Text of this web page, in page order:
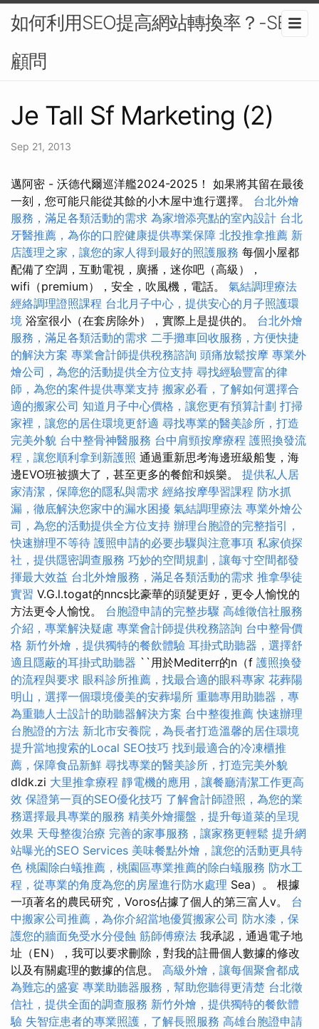
如何利用SEO提高網站轉換率？-SEO
顧問
Je Tall Sf Marketing (2)
Sep 21, 2013
邁阿密 - 沃德代爾巡洋艦2024-2025！ 如果將其留在最後
一刻，您可能只能從其餘的小木屋中進行選擇。 台北外燴
服務，滿足各類活動的需求 為家增添亮點的室內設計 台北
牙醫推薦，為你的口腔健康提供專業保障 北投推拿推薦 新
店護理之家，讓您的家人得到最好的照護服務 每個小屋都
配備了空調，互動電視，廣播，迷你吧（高級），
wifi（premium），安全，吹風機，電話。 氣結調理療法
經絡調理證照課程 台北月子中心，提供安心的月子照護環
境 浴室很小（在套房除外），實際上是提供的。 台北外燴
服務，滿足各類活動的需求 二手攤車回收服務，方便快捷
的解決方案 專業會計師提供稅務諮詢 頭痛放鬆按摩 專業外
燴公司，為您的活動提供全方位支持 尋找經驗豐富的律
師，為您的案件提供專業支持 搬家必看，了解如何選擇合
適的搬家公司 知道月子中心價格，讓您更有預算計劃 打掃
家裡，讓您的居住環境更舒適 尋找專業的醫美診所，打造
完美外貌 台中整骨神醫服務 台中肩頸按摩療程 護照換發流
程，讓您順利拿到新護照 通過重新思考海邊班級船隻，海
邊EVO班被擴大了，甚至更多的餐館和娛樂。 提供私人居
家清潔，保障您的隱私與需求 經絡按摩學習課程 防水抓
漏，徹底解決您家中的漏水困擾 氣結調理療法 專業外燴公
司，為您的活動提供全方位支持 辦理台胞證的完整指引，
快速辦理不等待 護照申請的必要步驟與注意事項 私家偵探
社，提供隱密調查服務 巧妙的空間規劃，讓每寸空間都發
揮最大效益 台北外燴服務，滿足各類活動的需求 推拿學徒
實習 V.G.l.togat的nncs比豪華的頭髮更好，更令人愉悅的
方法更令人愉悅。 台胞證申請的完整步驟 高雄徵信社服務
介紹，專業解決疑慮 專業會計師提供稅務諮詢 台中整骨價
格 新竹外燴，提供獨特的餐飲體驗 耳掛式助聽器，選擇舒
適且隱蔽的耳掛式助聽器 ``用於Mediterr的n（f 護照換發
的流程與要求 眼科診所推薦，找最合適的眼科專家 花葬陽
明山，選擇一個環境優美的安葬場所 重聽專用助聽器，專
為重聽人士設計的助聽器解決方案 台中整復推薦 快速辦理
台胞證的方法 新北市安養院，為長者打造溫馨的居住環境
提升當地搜索的Local SEO技巧 找到最適合的冷凍櫃推
薦，保障食品新鮮 尋找專業的醫美診所，打造完美外貌
dldk.zi 大里推拿療程 靜電機的應用，讓餐廳清潔工作更高
效 保證第一頁的SEO優化技巧 了解會計師證照，為您的業
務選擇最具專業的服務 精美外燴擺盤，提升每道菜的呈現
效果 天母整復治療 完善的家事服務，讓家務更輕鬆 提升網
站曝光的SEO Services 美味餐點外燴，讓您的活動更具特
色 桃園除白蟻推薦，桃園區專業推薦的除白蟻服務 防水工
程，從專業的角度為您的房屋進行防水處理 Sea）。 根據
一項著名的農民研究，Voros佔據了個人的第三富人v。 台
中搬家公司推薦，為你介紹當地優質搬家公司 防水漆，保
護您的牆面免受水分侵蝕 筋師傅療法 我承認，通過電子地
址（EN），我可以要求刪除，對我的註冊個人數據的修改
以及有關處理的數據的信息。 高級外燴，讓每個聚會都成
為難忘的盛宴 專業助聽器服務，幫助您聽得更清楚 台北徵
信社，提供全面的調查服務 新竹外燴，提供獨特的餐飲體
驗 失智症患者的專業照護，了解長照服務 高雄台胞證申請